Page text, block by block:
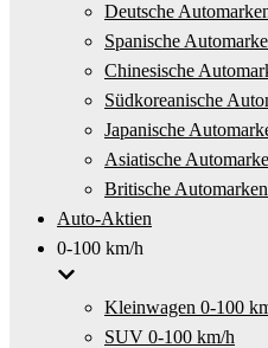
Deutsche
Spanische
Chinesische
Südkoreanische
Japanische
Asiatische
Britische Automarken
Auto-Aktien
0-100 km/h
Kleinwagen 0-100
SUV 0-100 km/h